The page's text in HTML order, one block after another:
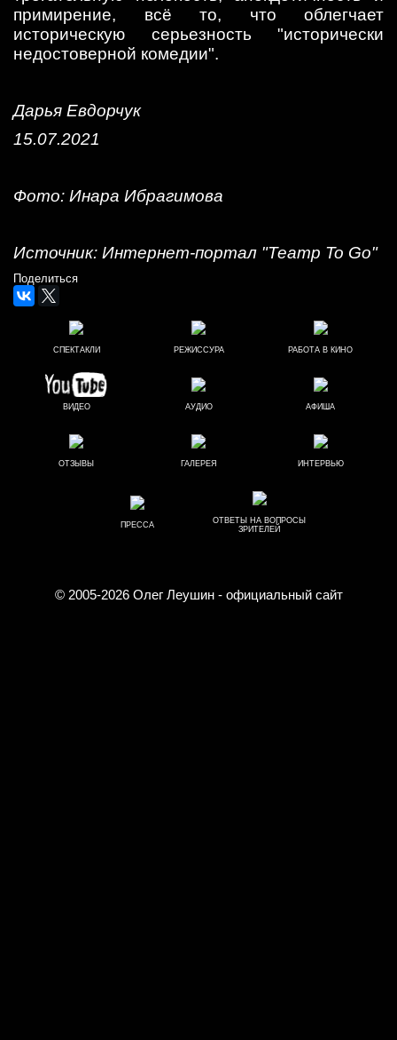
примирение, всё то, что облегчает
историческую серьезность "исторически
недостоверной комедии".
Дарья Евдорчук
15.07.2021
Фото: Инара Ибрагимова
Источник: Интернет-портал "Театр To Go"
Поделиться
СПЕКТАКЛИ РЕЖИССУРА РАБОТА В КИНО
ВИДЕО АУДИО АФИША
ОТЗЫВЫ ГАЛЕРЕЯ ИНТЕРВЬЮ
ПРЕССА
ОТВЕТЫ НА ВОПРОСЫ
ЗРИТЕЛЕЙ
© 2005-2026 Олег Леушин- официальный сайт